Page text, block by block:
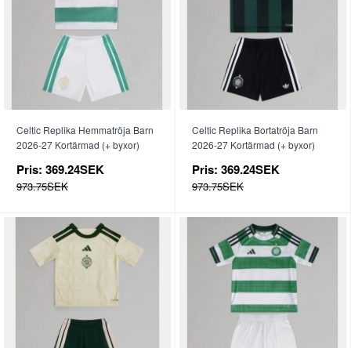
Celtic Replika Hemmatröja Barn
2026-27 Kortärmad (+ byxor)
Pris: 369.24SEK
973.75SEK
Celtic Replika Bortatröja Barn
2026-27 Kortärmad (+ byxor)
Pris: 369.24SEK
973.75SEK